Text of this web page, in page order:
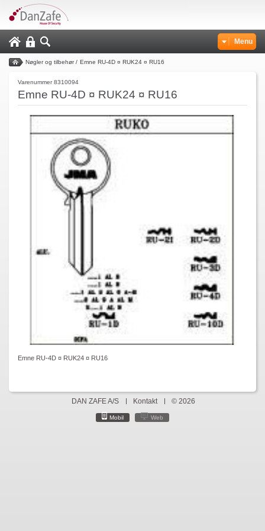
Menu
Nøgler og tilbehør/ Emne RU-4D ¤ RUK24 ¤ RU16
Varenummer 8310094
Emne RU-4D ¤ RUK24 ¤ RU16
Emne RU-4D ¤ RUK24 ¤ RU16
DAN ZAFE A/S Kontakt © 2026
Mobil Web